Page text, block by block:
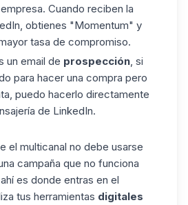
Cuando reciben la
obtienes "Momentum" y
tasa de compromiso.
un email de prospección, si
para hacer una compra pero
puedo hacerlo directamente
de LinkedIn.
el multicanal no debe usarse
campaña que no funciona
es donde entras en el
tus herramientas digitales